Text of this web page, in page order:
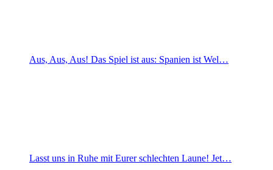
Aus, Aus, Aus! Das Spiel ist aus: Spanien ist Wel…
Lasst uns in Ruhe mit Eurer schlechten Laune! Jet…